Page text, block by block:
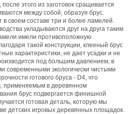
этого из заготовок сращивается
между собой, образуя брус.
своем составе три и более ламелей.
укладываются друг на друга таким
имели противоположную
такой конструкции, клееный брус
характеристики, не дает усадки и не
под большим давлением, в
современными экологически чистыми
готового бруса - D4, что
применяемым в деревянном
брус подвергается финишной
готовая деталь, которую мы
детских игровых деревянных площадок.